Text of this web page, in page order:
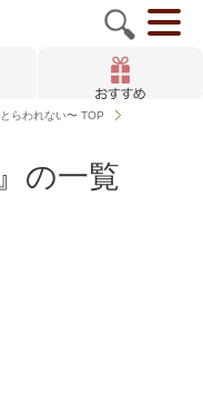
らわれない〜 TOP
の一覧